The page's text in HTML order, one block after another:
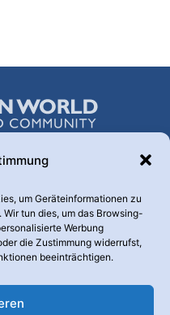
um Geräteinformationen zu
tun dies, um das Browsing-
Werbung
die Zustimmung widerrufst,
beeinträchtigen.
FROXIMUN AG. Diese
betreiben wir diesen
Menschen den